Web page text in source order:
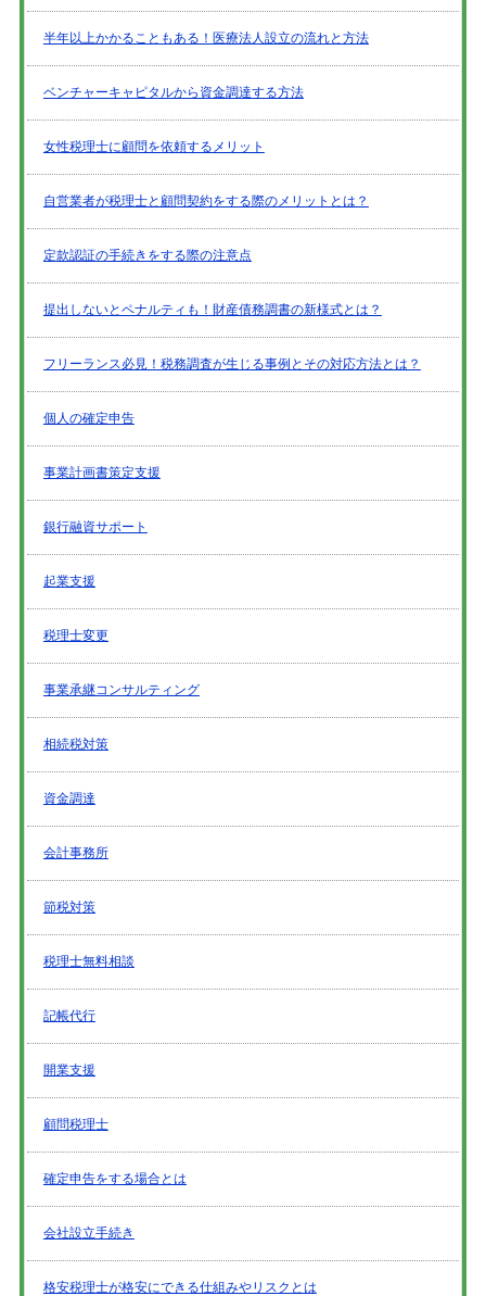
半年以上かかることもある！医療法人設立の流れと方法
ベンチャーキャピタルから資金調達する方法
女性税理士に顧問を依頼するメリット
自営業者が税理士と顧問契約をする際のメリットとは？
定款認証の手続きをする際の注意点
提出しないとペナルティも！財産債務調書の新様式とは？
フリーランス必見！税務調査が生じる事例とその対応方法とは？
個人の確定申告
事業計画書策定支援
銀行融資サポート
起業支援
税理士変更
事業承継コンサルティング
相続税対策
資金調達
会計事務所
節税対策
税理士無料相談
記帳代行
開業支援
顧問税理士
確定申告をする場合とは
会社設立手続き
格安税理士が格安にできる仕組みやリスクとは